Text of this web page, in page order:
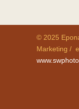
© 2025
Marketing /